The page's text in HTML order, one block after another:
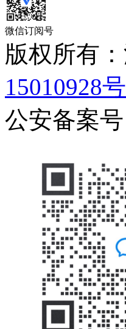
微信订阅号
版权所有
15010928
公安备案号